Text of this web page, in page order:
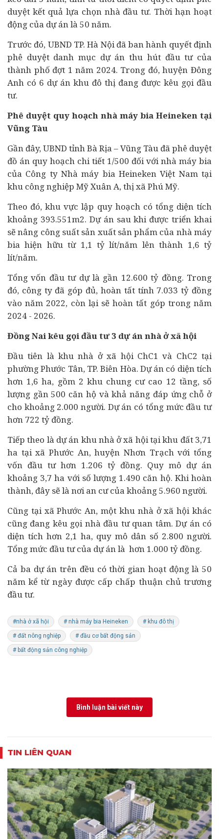
duyệt kết quả lựa chọn nhà đầu tư. Thời hạn hoạt
động của dự án là 50 năm.
Trước đó, UBND TP. Hà Nội đã ban hành quyết định
phê duyệt danh mục dự án thu hút đầu tư của
thành phố đợt 1 năm 2024. Trong đó, huyện Đông
Anh có 6 dự án khu đô thị đang được kêu gọi đầu
tư.
Phê duyệt quy hoạch nhà máy bia Heineken tại
Vũng Tàu
Gần đây, UBND tỉnh Bà Rịa – Vũng Tàu đã phê duyệt
đồ án quy hoạch chi tiết 1/500 đối với nhà máy bia
của Công ty Nhà máy bia Heineken Việt Nam tại
khu công nghiệp Mỹ Xuân A, thị xã Phú Mỹ.
Theo đó, khu vực lập quy hoạch có tổng diện tích
khoảng 393.551m2. Dự án sau khi được triển khai
sẽ nâng công suất sản xuất sản phẩm của nhà máy
bia hiện hữu từ 1,1 tỷ lít/năm lên thành 1,6 tỷ
lít/năm.
Tổng vốn đầu tư dự là gần 12.600 tỷ đồng. Trong
đó, công ty đã góp đủ, hoàn tất tính 7.033 tỷ đồng
vào năm 2022, còn lại sẽ hoàn tất góp trong năm
2024 - 2026.
Đồng Nai kêu gọi đầu tư 3 dự án nhà ở xã hội
Đầu tiên là khu nhà ở xã hội ChC1 và ChC2 tại
phường Phước Tân, TP. Biên Hòa. Dự án có diện tích
hơn 1,6 ha, gồm 2 khu chung cư cao 12 tầng, số
lượng gần 500 căn hộ và khả năng đáp ứng chỗ ở
cho khoảng 2.000 người. Dự án có tổng mức đầu tư
hơn 722 tỷ đồng.
Tiếp theo là dự án khu nhà ở xã hội tại khu đất 3,71
ha tại xã Phước An, huyện Nhơn Trạch với tổng
vốn đầu tư hơn 1.206 tỷ đồng. Quy mô dự án
khoảng 3,7 ha với số lượng 1.490 căn hộ. Khi hoàn
thành, đây sẽ là nơi an cư của khoảng 5.960 người.
Cũng tại xã Phước An, một khu nhà ở xã hội khác
cũng đang kêu gọi nhà đầu tư quan tâm. Dự án có
diện tích hơn 2,1 ha, quy mô dân số 2.800 người.
Tổng mức đầu tư của dự án là hơn 1.000 tỷ đồng.
Cả ba dự án trên đều có thời gian hoạt động là 50
năm kể từ ngày được cấp chấp thuận chủ trương
đầu tư.
#nhà ở xã hội # nhà máy bia Heineken # khu đô thị
# đất nông nghiệp # đầu cơ bất động sản
# bất động sản công nghiệp
Bình luận bài viết này
TIN LIÊN QUAN